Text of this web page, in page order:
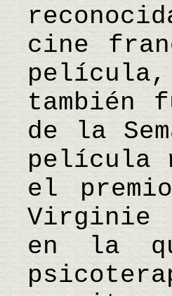
cine
también
de la
película
el
Virginie
en la